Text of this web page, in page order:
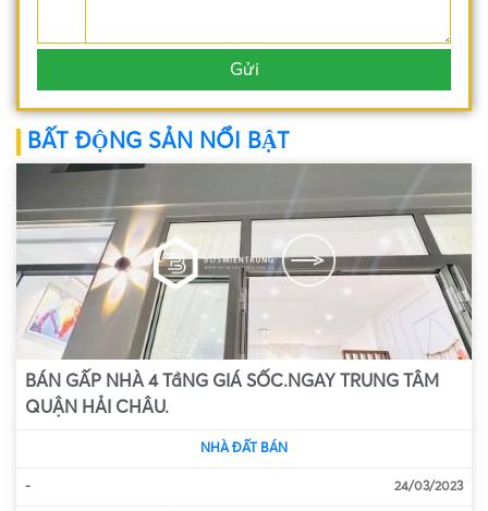
BẤT ĐỘNG SẢN NỔI BẬT
BÁN GẤP NHÀ 4 TầNG GIÁ SỐC.NGAY TRUNG TÂM
QUẬN HẢI CHÂU.
NHÀ ĐẤT BÁN
- 24/03/2023